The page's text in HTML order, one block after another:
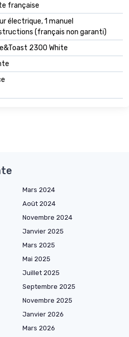
française
électrique, 1 manuel
(français non garanti)
2300 White
Mars 2024
Août 2024
Novembre 2024
Janvier 2025
Mars 2025
Mai 2025
Juillet 2025
Septembre 2025
Novembre 2025
Janvier 2026
Mars 2026